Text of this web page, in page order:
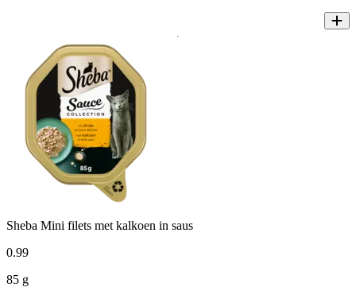
Sheba Mini filets met kalkoen in saus
0.99
85 g